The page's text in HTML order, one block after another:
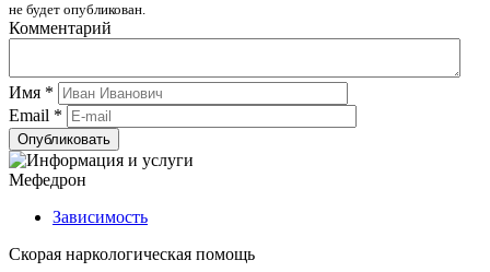
не будет опубликован.
Комментарий
Имя *
Email *
Мефедрон
Зависимость
Скорая наркологическая помощь